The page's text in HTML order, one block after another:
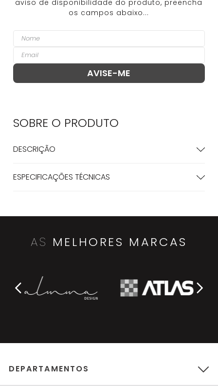
SOBRE O PRODUTO
DESCRIÇÃO
ESPECIFICAÇÕES TÉCNICAS
AS MELHORES MARCAS
DEPARTAMENTOS